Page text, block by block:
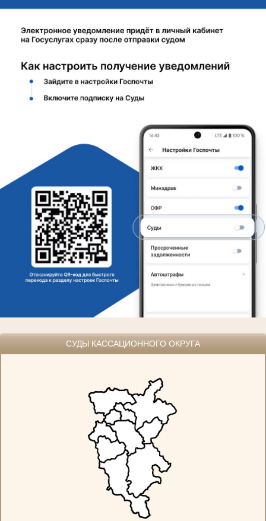
СУДЫ КАССАЦИОННОГО ОКРУГА